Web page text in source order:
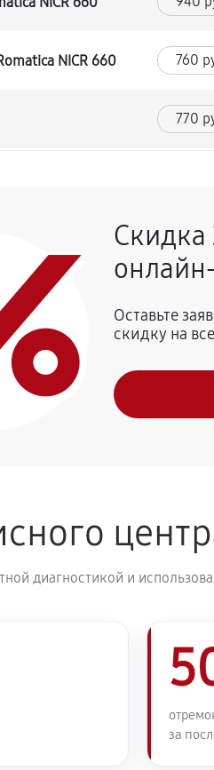
NICR 660 760
770
880
NICR 660
NICR 660
Скидка
Оставьте
скидку на
диагностикой и
за